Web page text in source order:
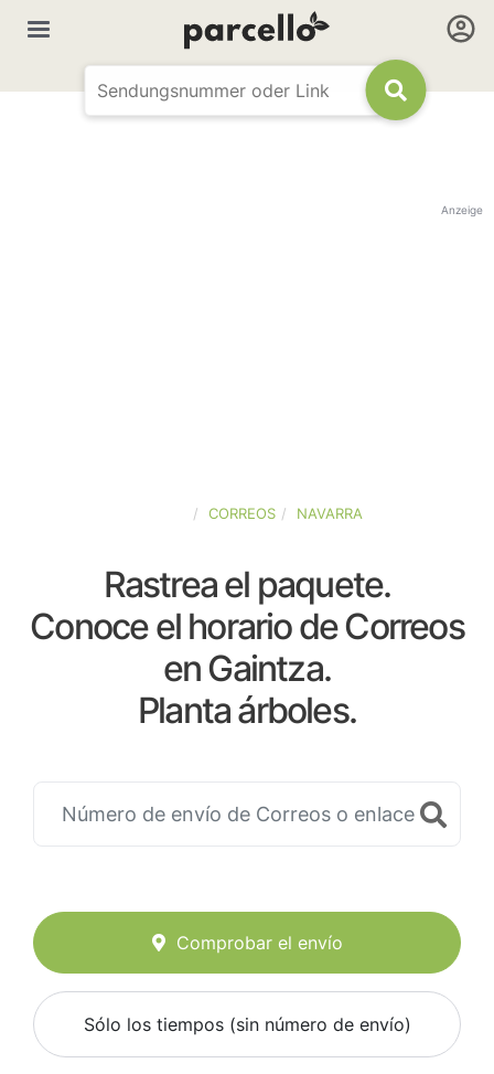
Anzeige
CORREOS NAVARRA
Rastrea el paquete.
Conoce el horario de Correos
en Gaintza.
Planta árboles.
Comprobar el envío
Sólo los tiempos (sin número de envío)